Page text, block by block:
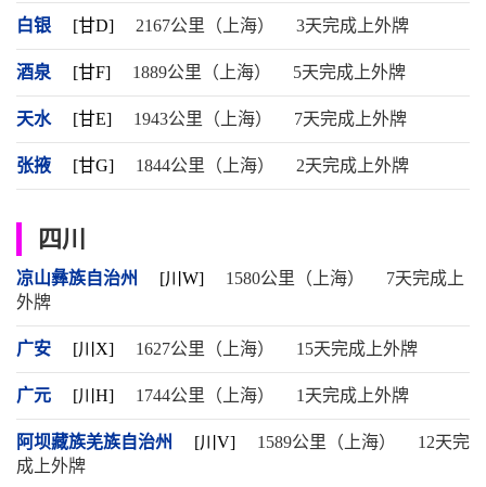
白银 [甘D] 2167公里（上海） 3天完成上外牌
酒泉 [甘F] 1889公里（上海） 5天完成上外牌
天水 [甘E] 1943公里（上海） 7天完成上外牌
张掖 [甘G] 1844公里（上海） 2天完成上外牌
四川
凉山彝族自治州 [川W] 1580公里（上海）
7天完成上
外牌
广安 [川X] 1627公里（上海） 15天完成上外牌
广元 [川H] 1744公里（上海） 1天完成上外牌
阿坝藏族羌族自治州 [川V] 1589公里（上海）
12天完
成上外牌